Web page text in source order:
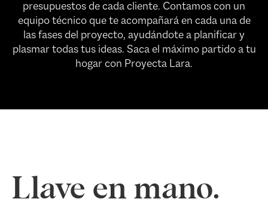
presupuestos de cada cliente. Contamos con un
equipo técnico que te acompañará en cada una de
las fases del proyecto, ayudándote a planificar y
plasmar todas tus ideas. Saca el máximo partido a tu
hogar con Proyecta Lara.
Llave en mano.